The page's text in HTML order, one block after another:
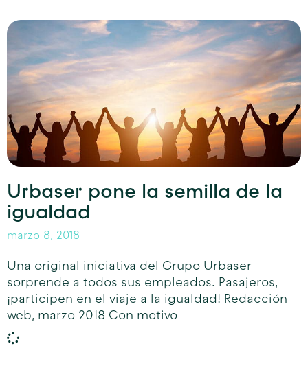
Urbaser pone la semilla de la
igualdad
marzo 8, 2018
Una original iniciativa del Grupo Urbaser
sorprende a todos sus empleados. Pasajeros,
¡participen en el viaje a la igualdad! Redacción
web, marzo 2018 Con motivo